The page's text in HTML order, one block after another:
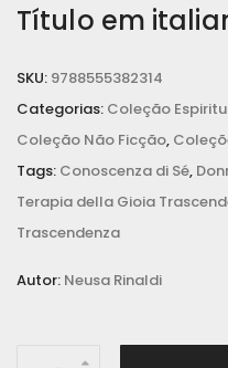
Título em
SKU: 9788555382314
Categorias: Coleção
Coleção Não Ficção,
Tags: Conoscenza di Sé,
Terapia della Gioia
Trascendenza
Autor: Neusa Rinaldi